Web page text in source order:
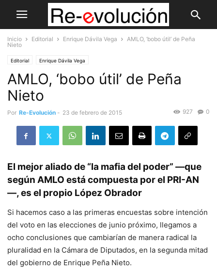
Inicio Editorial Enrique Dávila Vega
AMLO, ‘bobo útil’ de Peña
Nieto
Editorial Enrique Dávila Vega
AMLO, ‘bobo útil’ de Peña
Nieto
Por Re-Evolución - 23 de febrero de 2015 0
927
El mejor aliado de “la mafia del poder” —que
según AMLO está compuesta por el PRI-AN
—, es el propio López Obrador
Si hacemos caso a las primeras encuestas sobre intención
del voto en las elecciones de junio próximo, llegamos a
ocho conclusiones que cambiarían de manera radical la
pluralidad en la Cámara de Diputados, en la segunda mitad
del gobierno de Enrique Peña Nieto.